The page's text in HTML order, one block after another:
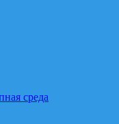
среда